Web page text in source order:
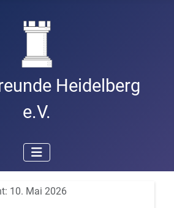
Heidelberg
e.V.
10. Mai 2026